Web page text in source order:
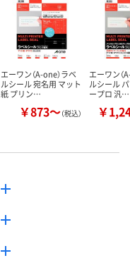
カゴへ カ
エーワン（A-one）ラベ
ルシール 宛名用 マット
紙 プリン…
￥873～（税込）
エーワン（
ルシール
ープロ 汎…
￥